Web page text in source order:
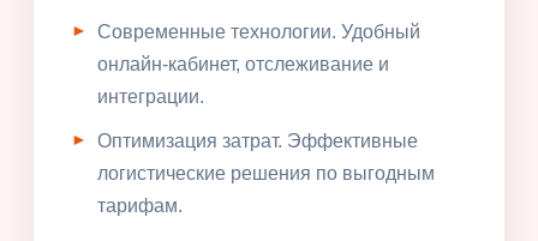
Современные технологии. Удобный
онлайн-кабинет, отслеживание и
интеграции.
Оптимизация затрат. Эффективные
логистические решения по выгодным
тарифам.